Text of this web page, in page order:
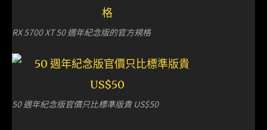
RX 5700 XT 50 週年紀念版的官方規格
50 週年紀念版官價只比標準版貴 US$50